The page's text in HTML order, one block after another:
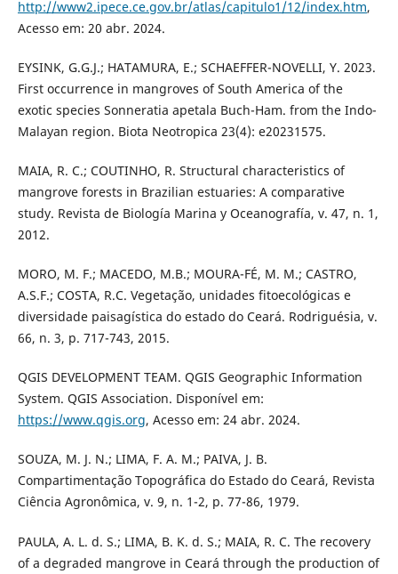
http://www2.ipece.ce.gov.br/atlas/capitulo1/12/index.htm,
Acesso em: 20 abr. 2024.
EYSINK, G.G.J.; HATAMURA, E.; SCHAEFFER-NOVELLI, Y. 2023.
First occurrence in mangroves of South America of the
exotic species Sonneratia apetala Buch-Ham. from the Indo-
Malayan region. Biota Neotropica 23(4): e20231575.
MAIA, R. C.; COUTINHO, R. Structural characteristics of
mangrove forests in Brazilian estuaries: A comparative
study. Revista de Biología Marina y Oceanografía, v. 47, n. 1,
2012.
MORO, M. F.; MACEDO, M.B.; MOURA-FÉ, M. M.; CASTRO,
A.S.F.; COSTA, R.C. Vegetação, unidades fitoecológicas e
diversidade paisagística do estado do Ceará. Rodriguésia, v.
66, n. 3, p. 717-743, 2015.
QGIS DEVELOPMENT TEAM. QGIS Geographic Information
System. QGIS Association. Disponível em:
https://www.qgis.org, Acesso em: 24 abr. 2024.
SOUZA, M. J. N.; LIMA, F. A. M.; PAIVA, J. B.
Compartimentação Topográfica do Estado do Ceará, Revista
Ciência Agronômica, v. 9, n. 1-2, p. 77-86, 1979.
PAULA, A. L. d. S.; LIMA, B. K. d. S.; MAIA, R. C. The recovery
of a degraded mangrove in Ceará through the production of